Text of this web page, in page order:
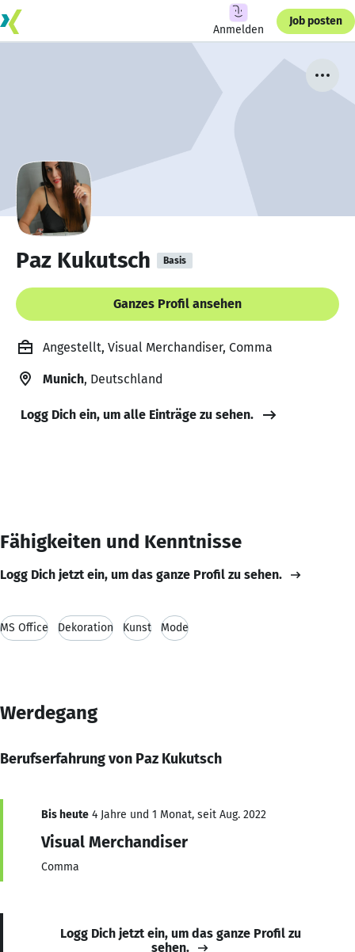
Anmelden
Job posten
Paz Kukutsch Basis
Ganzes Profil ansehen
Angestellt, Visual Merchandiser, Comma
Munich, Deutschland
Logg Dich ein, um alle Einträge zu sehen.
Fähigkeiten und Kenntnisse
Logg Dich jetzt ein, um das ganze Profil zu sehen.
MS Office Dekoration Kunst Mode
Werdegang
Berufserfahrung von Paz Kukutsch
Bis heute 4 Jahre und 1 Monat, seit Aug. 2022
Visual Merchandiser
Comma
Logg Dich jetzt ein, um das ganze Profil zu
sehen.